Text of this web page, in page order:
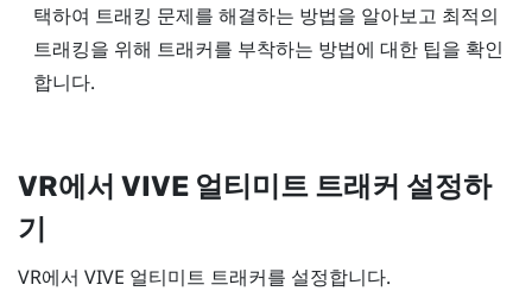
택하여 트래킹 문제를 해결하는 방법을 알아보고 최적의
트래킹을 위해 트래커를 부착하는 방법에 대한 팁을 확인
합니다.
VR에서 VIVE 얼티미트 트래커 설정하
기
VR에서 VIVE 얼티미트 트래커를 설정합니다.